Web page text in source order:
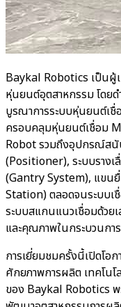
Baykal Robotics เป็นผู้เ
หุ่นยนต์อุตสาหกรรม โดย
บูรณาการระบบหุ่นยนต์เ
ครอบคลุมหุ่นยนต์เชื่อม
Robot รวมถึงอุปกรณ์ส
(Positioner), ระบบราง
(Gantry System), แขน
Station) ตลอดจนระบบเ
ระบบสแกนแนวเชื่อมด้วย
และคุณภาพในกระบวนกา
การเยี่ยมชมครั้งนี้เปิดโอ
ศักยภาพการผลิต เทคโน
ของ Baykal Robotics